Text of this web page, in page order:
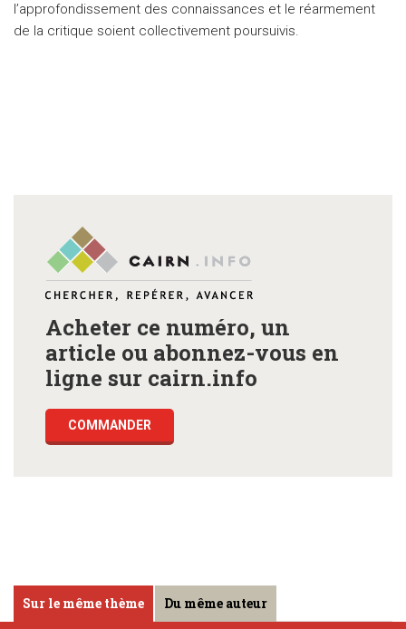
l’approfondissement des connaissances et le réarmement
de la critique soient collectivement poursuivis.
Acheter ce numéro, un
article ou abonnez-vous en
ligne sur cairn.info
COMMANDER
Sur le même thème Du même auteur